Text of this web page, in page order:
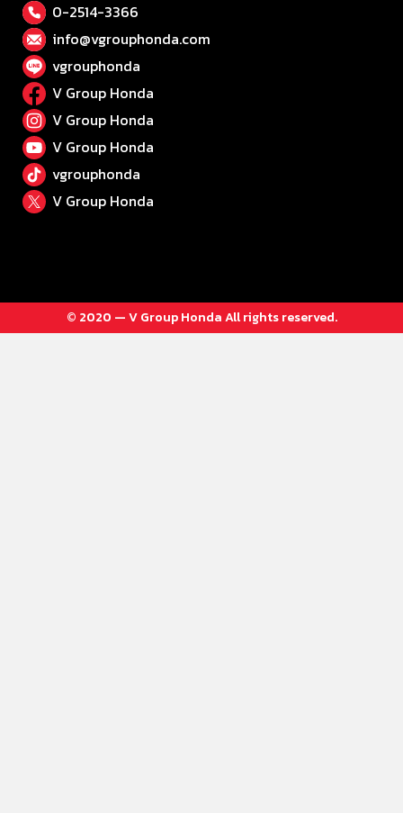
0-2514-3366
info@vgrouphonda.com
vgrouphonda
V Group Honda
V Group Honda
V Group Honda
vgrouphonda
V Group Honda
© 2020 — V Group Honda All rights reserved.